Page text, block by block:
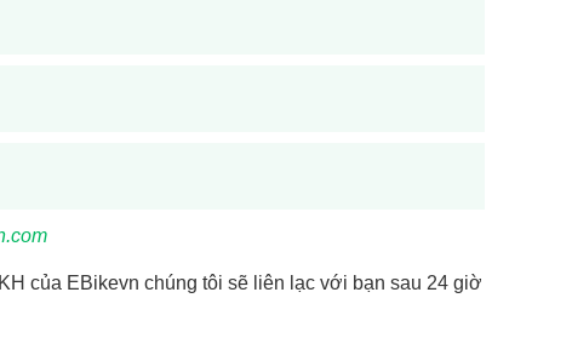
của EBikevn chúng tôi sẽ liên lạc với bạn sau 24 giờ